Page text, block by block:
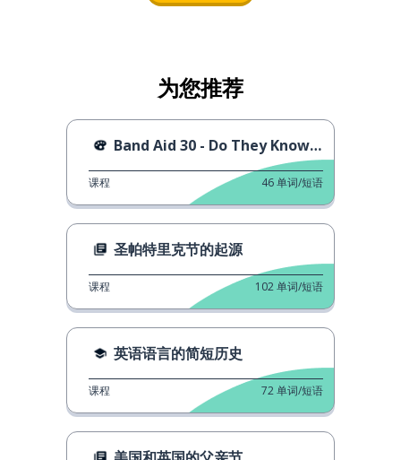
为您推荐
Band Aid 30 - Do They Know It’s Christmas?
课程 46单词/短语
圣帕特里克节的起源
课程 102单词/短语
英语语言的简短历史
课程 72单词/短语